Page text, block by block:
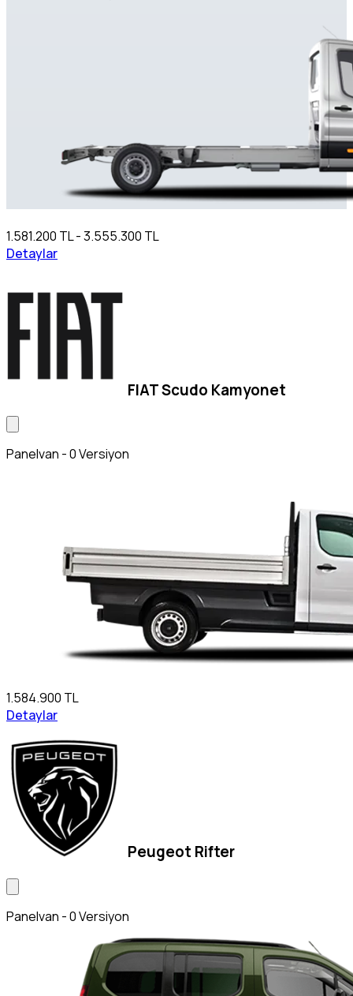
1.581.200 TL - 3.555.300 TL
Detaylar
FIAT Scudo Kamyonet
Panelvan - 0 Versiyon
1.584.900 TL
Detaylar
Peugeot Rifter
Panelvan - 0 Versiyon